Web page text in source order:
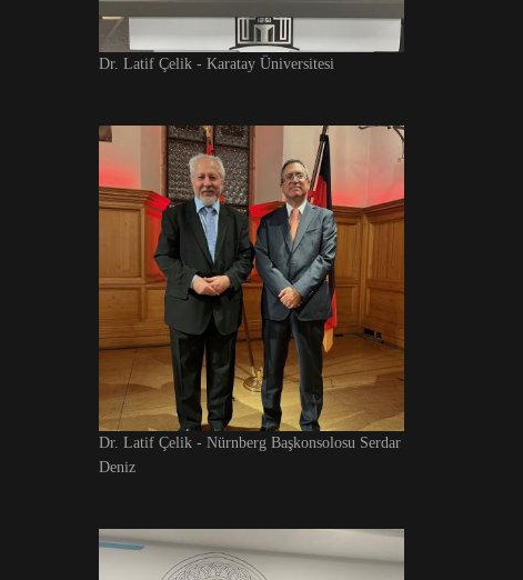
Dr. Latif Çelik - Karatay Üniversitesi
Dr. Latif Çelik - Nürnberg Başkonsolosu Serdar
Deniz